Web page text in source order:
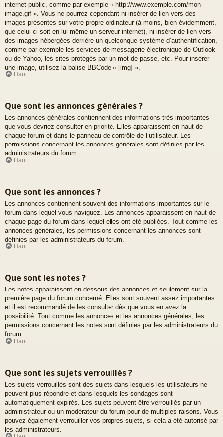
internet public, comme par exemple « http://www.exemple.com/mon-
image.gif ». Vous ne pourrez cependant ni insérer de lien vers des
images présentes sur votre propre ordinateur (à moins, bien évidemment,
que celui-ci soit en lui-même un serveur internet), ni insérer de lien vers
des images hébergées derrière un quelconque système d’authentification,
comme par exemple les services de messagerie électronique de Outlook
ou de Yahoo, les sites protégés par un mot de passe, etc. Pour insérer
une image, utilisez la balise BBCode « [img] ».
Haut
Que sont les annonces générales ?
Les annonces générales contiennent des informations très importantes
que vous devriez consulter en priorité. Elles apparaissent en haut de
chaque forum et dans le panneau de contrôle de l’utilisateur. Les
permissions concernant les annonces générales sont définies par les
administrateurs du forum.
Haut
Que sont les annonces ?
Les annonces contiennent souvent des informations importantes sur le
forum dans lequel vous naviguez. Les annonces apparaissent en haut de
chaque page du forum dans lequel elles ont été publiées. Tout comme les
annonces générales, les permissions concernant les annonces sont
définies par les administrateurs du forum.
Haut
Que sont les notes ?
Les notes apparaissent en dessous des annonces et seulement sur la
première page du forum concerné. Elles sont souvent assez importantes
et il est recommandé de les consulter dès que vous en avez la
possibilité. Tout comme les annonces et les annonces générales, les
permissions concernant les notes sont définies par les administrateurs du
forum.
Haut
Que sont les sujets verrouillés ?
Les sujets verrouillés sont des sujets dans lesquels les utilisateurs ne
peuvent plus répondre et dans lesquels les sondages sont
automatiquement expirés. Les sujets peuvent être verrouillés par un
administrateur ou un modérateur du forum pour de multiples raisons. Vous
pouvez également verrouiller vos propres sujets, si cela a été autorisé par
les administrateurs.